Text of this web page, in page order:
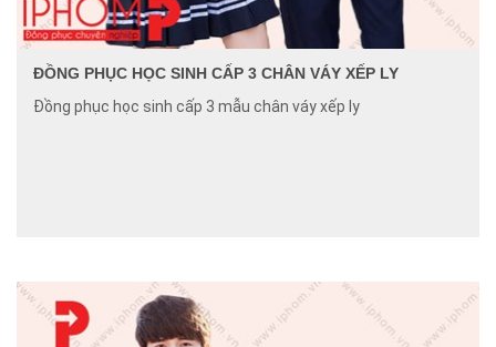
ĐỒNG PHỤC HỌC SINH CẤP 3 CHÂN VÁY XẾP LY
Đồng phục học sinh cấp 3 mẫu chân váy xếp ly